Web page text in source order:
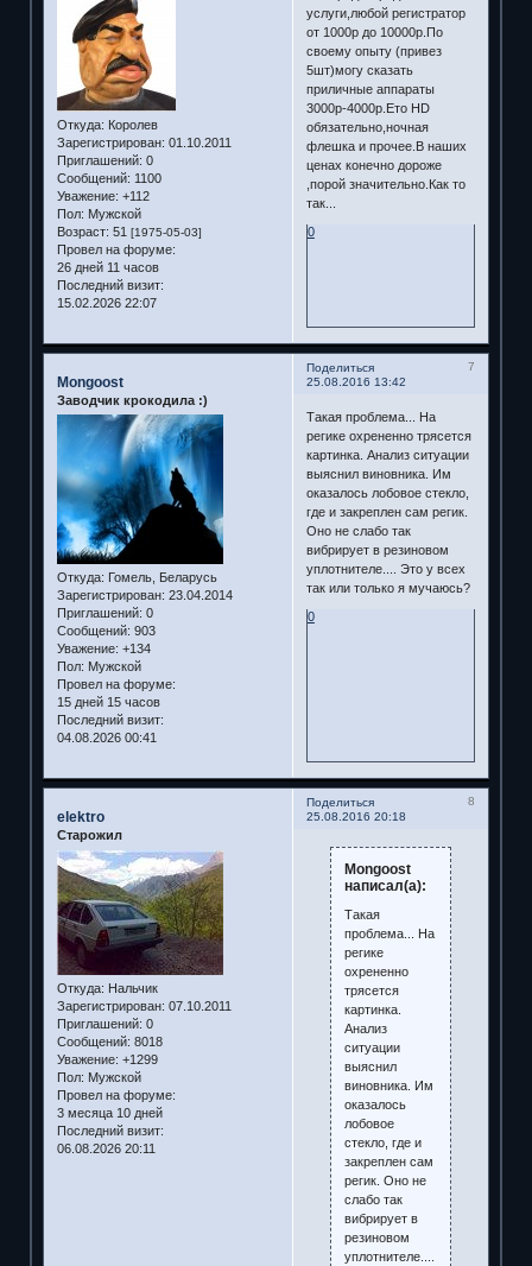
Откуда: Королев
Зарегистрирован: 01.10.2011
Приглашений: 0
Сообщений: 1100
Уважение: +112
Пол: Мужской
Возраст: 51 [1975-05-03]
Провел на форуме:
26 дней 11 часов
Последний визит:
15.02.2026 22:07
услуги,любой регистратор
от 1000р до 10000р.По
своему опыту (привез
5шт)могу сказать
приличные аппараты
3000р-4000р.Ето HD
обязательно,ночная
флешка и прочее.В наших
ценах конечно дороже
,порой значительно.Как то
так...
0
Поделиться
7
25.08.2016 13:42
Mongoost
Заводчик крокодила :)
Откуда: Гомель, Беларусь
Зарегистрирован: 23.04.2014
Приглашений: 0
Сообщений: 903
Уважение: +134
Пол: Мужской
Провел на форуме:
15 дней 15 часов
Последний визит:
04.08.2026 00:41
Такая проблема... На
регике охрененно трясется
картинка. Анализ ситуации
выяснил виновника. Им
оказалось лобовое стекло,
где и закреплен сам регик.
Оно не слабо так
вибрирует в резиновом
уплотнителе.... Это у всех
так или только я мучаюсь?
0
Поделиться
8
25.08.2016 20:18
elektro
Старожил
Откуда: Нальчик
Зарегистрирован: 07.10.2011
Приглашений: 0
Сообщений: 8018
Уважение: +1299
Пол: Мужской
Провел на форуме:
3 месяца 10 дней
Последний визит:
06.08.2026 20:11
Mongoost
написал(а):
Такая
проблема... На
регике
охрененно
трясется
картинка.
Анализ
ситуации
выяснил
виновника. Им
оказалось
лобовое
стекло, где и
закреплен сам
регик. Оно не
слабо так
вибрирует в
резиновом
уплотнителе....